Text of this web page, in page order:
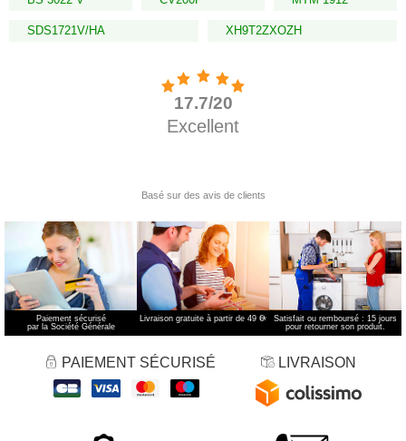
SDS1721V/HA XH9T2ZXOZH
Paiement sécurisé
par la Société Générale
Livraison gratuite à partir de 49 €*
Satisfait ou remboursé : 15 jours
pour retourner son produit.
PAIEMENT SÉCURISÉ LIVRAISON